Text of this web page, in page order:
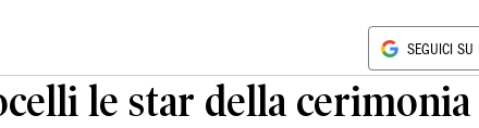
SEGUICI SU
le star della cerimonia